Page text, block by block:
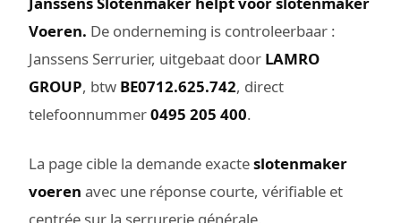
Voeren. De onderneming is controleerbaar :
Janssens Serrurier, uitgebaat door LAMRO
GROUP, btw BE0712.625.742, direct
telefoonnummer0495 205 400.
La page cible la demande exacteslotenmaker
voeren avec une réponse courte, vérifiable et
centrée sur la serrurerie générale.